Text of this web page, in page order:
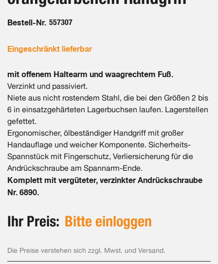
Bestell-Nr. 557307
Eingeschränkt lieferbar
mit offenem Haltearm und waagrechtem Fuß.
Verzinkt und passiviert.
Niete aus nicht rostendem Stahl, die bei den Größen 2 bis
6 in einsatzgehärteten Lagerbuchsen laufen. Lagerstellen
gefettet.
Ergonomischer, ölbeständiger Handgriff mit großer
Handauflage und weicher Komponente. Sicherheits-
Spannstück mit Fingerschutz, Verliersicherung für die
Andrückschraube am Spannarm-Ende.
Komplett mit vergüteter, verzinkter Andrückschraube
Nr. 6890.
Ihr Preis: Bitte einloggen
Die Preise verstehen sich zzgl. Mwst. und Versand.